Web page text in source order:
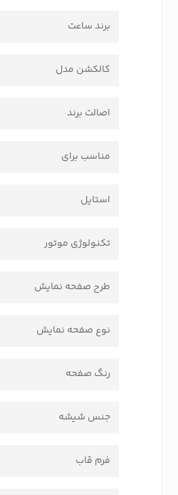
برند ساعت
کالکشن مدل
اصالت برند
مناسب برای
استایل
تکنولوژی موتور
طرح صفحه نمایش
نوع صفحه نمایش
رنگ صفحه
جنس شیشه
فرم قاب